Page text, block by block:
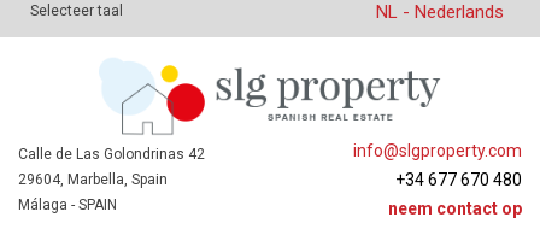
Selecteer taal NL - Nederlands
info@slgproperty.com
+34 677 670 480
neem contact op
Calle de Las Golondrinas 42
29604, Marbella, Spain
Málaga - SPAIN